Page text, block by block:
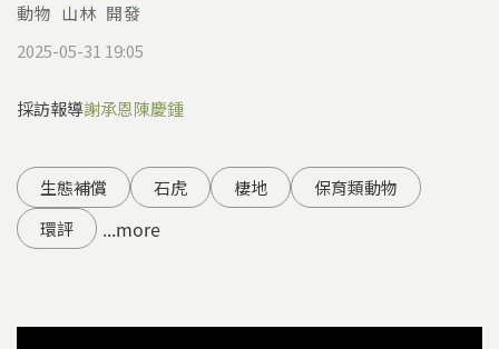
動物 山林 開發
2025-05-31 19:05
採訪報導謝承恩陳慶鍾
生態補償 石虎 棲地
保育類動物
環評
...more